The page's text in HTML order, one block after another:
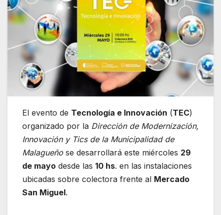
El evento de Tecnología e Innovación (TEC)
organizado por la Dirección de Modernización,
Innovación y Tics de la Municipalidad de
Malagueño se desarrollará este miércoles 29
de mayo desde las 10 hs. en las instalaciones
ubicadas sobre colectora frente al Mercado
San Miguel.